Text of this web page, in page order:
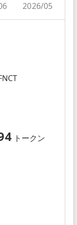
2026/05
トークン